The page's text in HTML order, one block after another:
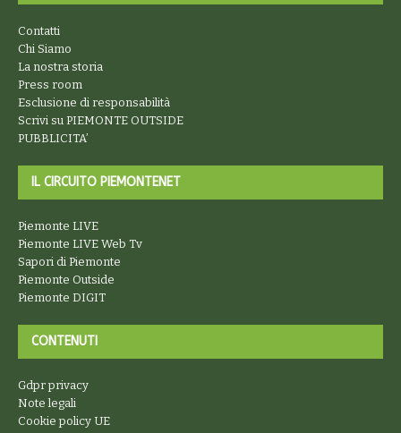
Contatti
Chi Siamo
La nostra storia
Press room
Esclusione di responsabilità
Scrivi su PIEMONTE OUTSIDE
PUBBLICITA’
IL CIRCUITO PIEMONTENET
Piemonte LIVE
Piemonte LIVE Web Tv
Sapori di Piemonte
Piemonte Outside
Piemonte DIGIT
CONTENUTI
Gdpr privacy
Note legali
Cookie policy UE